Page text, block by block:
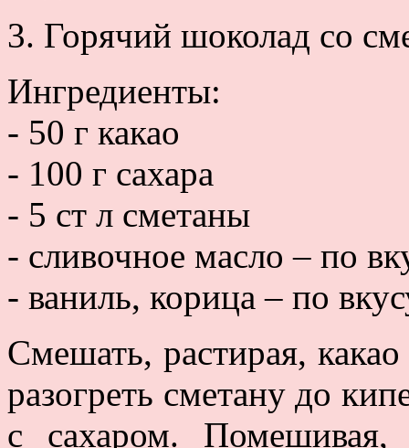
3. Горячий шоколад со
Ингредиенты:
- 50 г какао
- 100 г сахара
- 5 ст л сметаны
- сливочное масло – по
- ваниль, корица – по
Смешать, растирая,
разогреть сметану до
с сахаром. Помешивая,